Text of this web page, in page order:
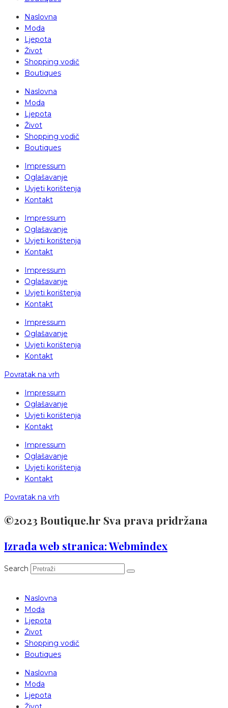
Naslovna
Moda
Ljepota
Život
Shopping vodič
Boutiques
Naslovna
Moda
Ljepota
Život
Shopping vodič
Boutiques
Impressum
Oglašavanje
Uvjeti korištenja
Kontakt
Impressum
Oglašavanje
Uvjeti korištenja
Kontakt
Impressum
Oglašavanje
Uvjeti korištenja
Kontakt
Impressum
Oglašavanje
Uvjeti korištenja
Kontakt
Povratak na vrh
Impressum
Oglašavanje
Uvjeti korištenja
Kontakt
Impressum
Oglašavanje
Uvjeti korištenja
Kontakt
Povratak na vrh
©2023 Boutique.hr Sva prava pridržana
Izrada web stranica: Webmindex
Search
Naslovna
Moda
Ljepota
Život
Shopping vodič
Boutiques
Naslovna
Moda
Ljepota